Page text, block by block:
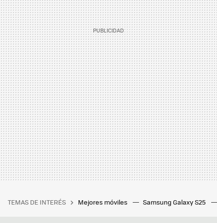
TEMAS DE INTERÉS Mejores móviles Samsung Galaxy S25